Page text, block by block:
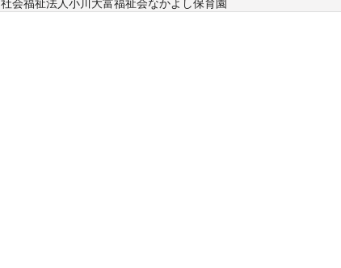
社会福祉法人小川大富福祉会なかよし保育園